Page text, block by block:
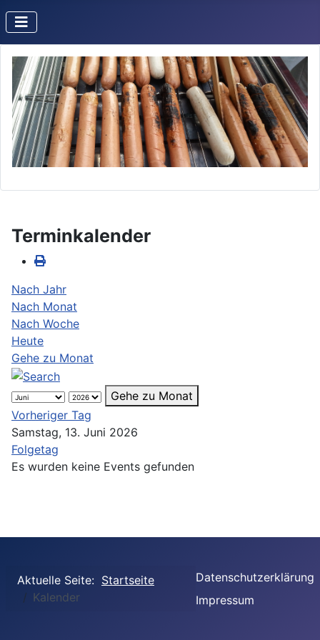
Terminkalender
Nach Jahr
Nach Monat
Nach Woche
Heute
Gehe zu Monat
Gehe zu Monat
Vorheriger Tag
Samstag, 13. Juni 2026
Folgetag
Es wurden keine Events gefunden
Aktuelle Seite: Startseite
Kalender
Datenschutzerklärung
Impressum